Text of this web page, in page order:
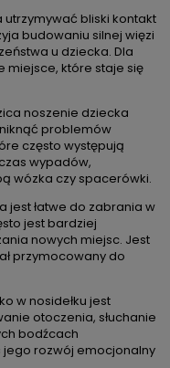
bliski kontakt
budowaniu silnej więzi
u dziecka. Dla
miejsce, które staje się
noszenie dziecka
problemów
często występują
wypadów,
wózka czy spacerówki.
jest łatwe do zabrania w
jest bardziej
nowych miejsc. Jest
przymocowany do
w nosidełku jest
otoczenia, słuchanie
bodźcach
rozwój emocjonalny